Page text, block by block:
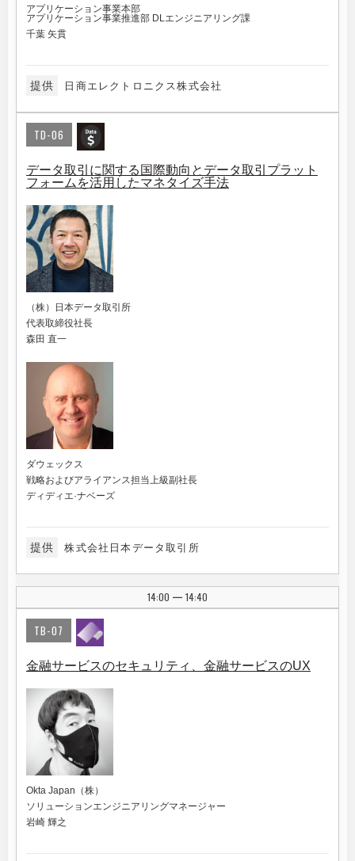
アプリケーション事業本部
アプリケーション事業推進部 DLエンジニアリング課
千葉 矢貫
提供 日商エレクトロニクス株式会社
TD-06
データ取引に関する国際動向とデータ取引プラット
フォームを活用したマネタイズ手法
（株）日本データ取引所
代表取締役社長
森田 直一
ダウェックス
戦略およびアライアンス担当上級副社長
ディディエ·ナベーズ
提供 株式会社日本データ取引所
14:00 | 14:40
TB-07
金融サービスのセキュリティ、金融サービスのUX
Okta Japan（株）
ソリューションエンジニアリングマネージャー
岩崎 輝之